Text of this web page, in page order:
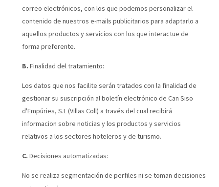
correo electrónicos, con los que podemos personalizar el
contenido de nuestros e-mails publicitarios para adaptarlo a
aquellos productos y servicios con los que interactue de
forma preferente.
B. Finalidad del tratamiento:
Los datos que nos facilite serán tratados con la finalidad de
gestionar su suscripción al boletín electrónico de Can Siso
d'Empúries, S.L (Villas Coll) a través del cual recibirá
informacion sobre noticias y los productos y servicios
relativos a los sectores hoteleros y de turismo.
C. Decisiones automatizadas:
No se realiza segmentación de perfiles ni se toman decisiones